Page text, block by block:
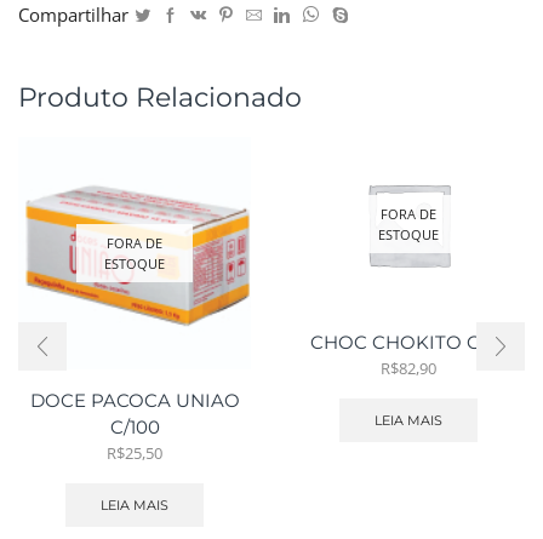
Compartilhar
Produto Relacionado
FORA DE
ESTOQUE
DOCE PACOCA UNIAO
C/100
R$25,50
LEIA MAIS
FORA DE
ESTOQUE
CHOC CHOKITO C/30
R$82,90
LEIA MAIS